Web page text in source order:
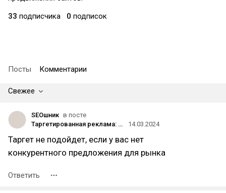
33 подписчика 0 подписок
Посты Комментарии
Свежее
SEOшник в посте
Таргетированная реклама: эффективный инструмент онлайн-продвижения
14.03.2024
Таргет не подойдет, если у вас нет
конкурентного предложения для рынка
Ответить